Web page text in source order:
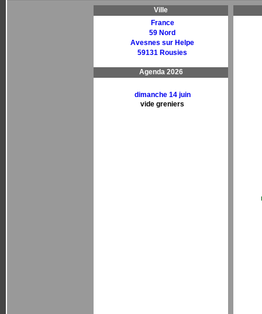
Ville
France
59 Nord
Avesnes sur Helpe
59131 Rousies
Agenda 2026
dimanche 14 juin
vide greniers